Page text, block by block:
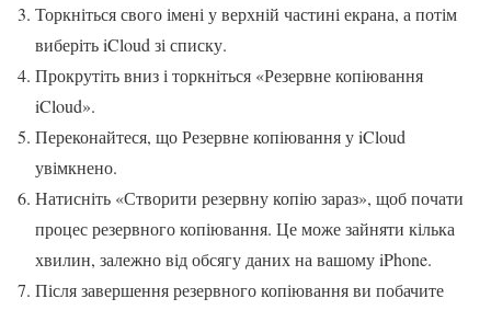
Торкніться свого імені у верхній частині екрана, а потім
виберіть iCloud зі списку.
Прокрутіть вниз і торкніться «Резервне копіювання
iCloud».
Переконайтеся, що Резервне копіювання у iCloud
увімкнено.
Натисніть «Створити резервну копію зараз», щоб почати
процес резервного копіювання. Це може зайняти кілька
хвилин, залежно від обсягу даних на вашому iPhone.
Після завершення резервного копіювання ви побачите